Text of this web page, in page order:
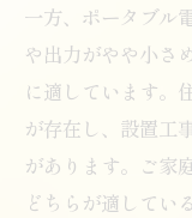
一方、ポータブル
や出力がやや小さ
に適しています。
が存在し、設置工
があります。ご家
どちらが適してい